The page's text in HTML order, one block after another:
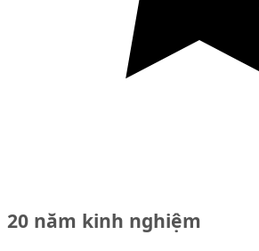
20 năm kinh nghiệm